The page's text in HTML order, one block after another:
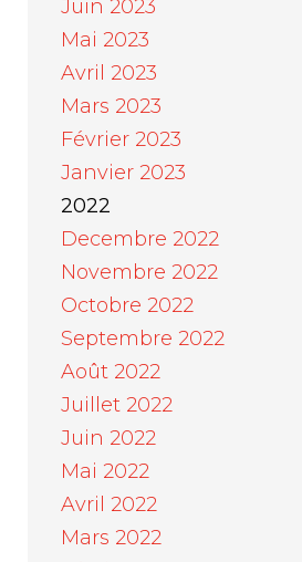
Juin 2023
Mai 2023
Avril 2023
Mars 2023
Février 2023
Janvier 2023
2022
Decembre 2022
Novembre 2022
Octobre 2022
Septembre 2022
Août 2022
Juillet 2022
Juin 2022
Mai 2022
Avril 2022
Mars 2022